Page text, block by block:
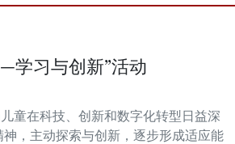
学习与创新”活动
童在科技、创新和数字化转型日益深
，主动探索与创新，逐步形成适应能